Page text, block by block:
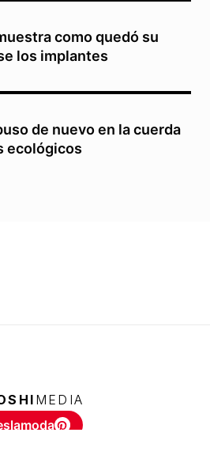
como quedó su
los implantes
de nuevo en la cuerda
ecológicos
MEDIA